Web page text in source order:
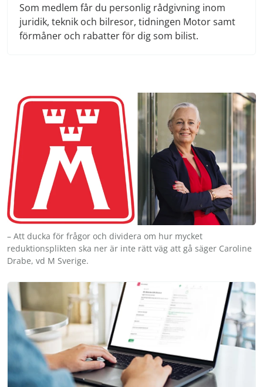
Som medlem får du personlig rådgivning inom
juridik, teknik och bilresor, tidningen Motor samt
förmåner och rabatter för dig som bilist.
– Att ducka för frågor och dividera om hur mycket
reduktionsplikten ska ner är inte rätt väg att gå säger Caroline
Drabe, vd M Sverige.